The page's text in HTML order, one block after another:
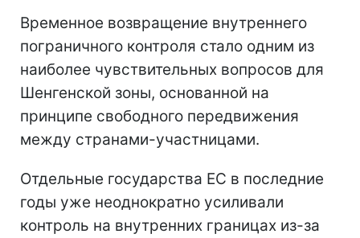
Временное возвращение внутреннего
пограничного контроля стало одним из
наиболее чувствительных вопросов для
Шенгенской зоны, основанной на
принципе свободного передвижения
между странами-участницами.
Отдельные государства ЕС в последние
годы уже неоднократно усиливали
контроль на внутренних границах из-за